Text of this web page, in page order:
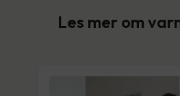
Les mer om